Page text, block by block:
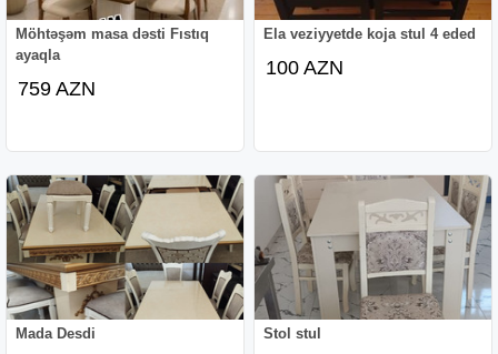
Möhtəşəm masa dəsti Fıstıq
ayaqla
759 AZN
Ela veziyyetde koja stul 4 eded
100 AZN
Mada Desdi Stol stul